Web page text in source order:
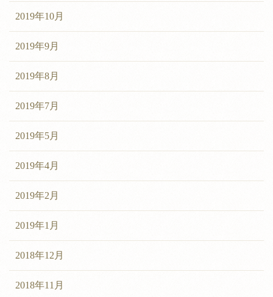
2019年10月
2019年9月
2019年8月
2019年7月
2019年5月
2019年4月
2019年2月
2019年1月
2018年12月
2018年11月